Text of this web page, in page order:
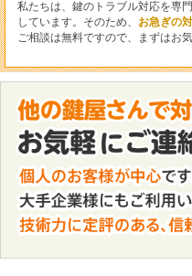
私たちは、鍵のトラブル対応を専
しています。そのため、 お急ぎの
ご相談は無料ですので、まずはお